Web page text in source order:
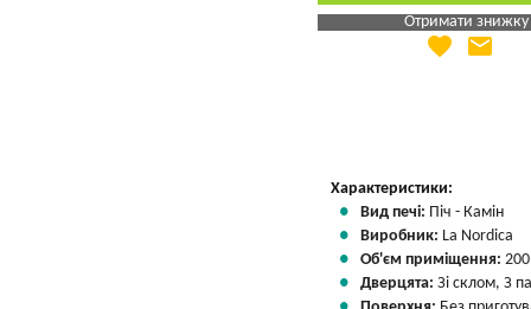
Отримати знижку
Яка Ваша ціна
favorite email
Характеристики:
Вид печі: Піч - Камін
Виробник: La Nordica
Об'єм приміщення:
Дверцята: Зі склом, З